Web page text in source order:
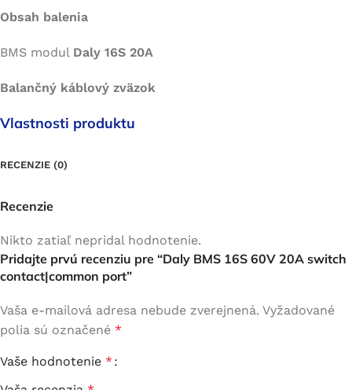
Obsah balenia
BMS modul Daly 16S 20A
Balančný káblový zväzok
Vlastnosti produktu
RECENZIE (0)
Recenzie
Nikto zatiaľ nepridal hodnotenie.
Pridajte prvú recenziu pre “Daly BMS 16S 60V 20A switch
contact|common port”
Vaša e-mailová adresa nebude zverejnená. Vyžadované
polia sú označené *
Vaše hodnotenie *